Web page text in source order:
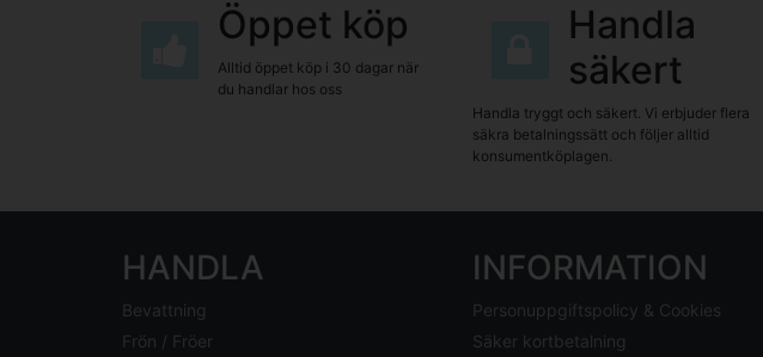
Öppet köp
Alltid öppet köp i 30 dagar när
du handlar hos oss
Handla
säkert
Handla tryggt och säkert. Vi erbjuder flera
säkra betalningssätt och följer alltid
konsumentköplagen.
HANDLA
Bevattning
Frön / Fröer
INFORMATION
Personuppgiftspolicy & Cookies
Säker kortbetalning